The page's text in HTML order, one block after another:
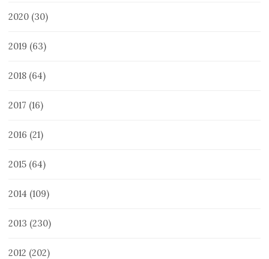
2020 (30)
2019 (63)
2018 (64)
2017 (16)
2016 (21)
2015 (64)
2014 (109)
2013 (230)
2012 (202)